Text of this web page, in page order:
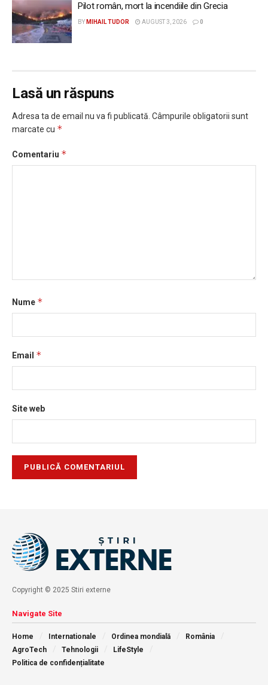
Pilot român, mort la incendiile din Grecia
BY MIHAIL TUDOR AUGUST 3, 2026 0
Lasă un răspuns
Adresa ta de email nu va fi publicată. Câmpurile obligatorii sunt
marcate cu *
Comentariu *
Nume *
Email *
Site web
Copyright © 2025 Stiri externe
Navigate Site
Home Internationale Ordinea mondială
România
AgroTech
Tehnologii
LifeStyle
Politica de confidențialitate